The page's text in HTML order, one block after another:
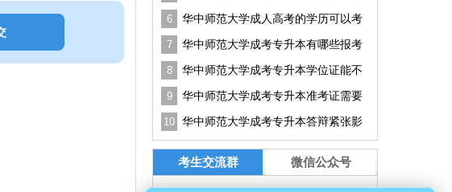
哪些？如何提升答题效率？
6
华中师范大学成人高考的学历可以考
研吗？有用吗？
7
华中师范大学成考专升本有哪些报考
条件？
8
华中师范大学成考专升本学位证能不
能申请？实用技巧
9
华中师范大学成考专升本准考证需要
打多少份？没带能进吗？
10 华中师范大学成考专升本答辩紧张影
响结果怎么办？实用技巧分享
考生交流群 微信公众号